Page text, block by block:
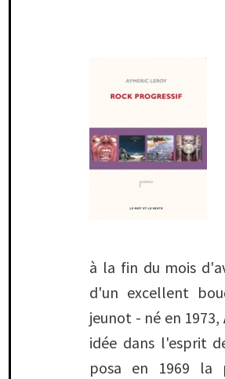
à la fin du mois
d'un excellent
jeunot - né en 1973,
idée dans l'esprit
posa en 1969 la